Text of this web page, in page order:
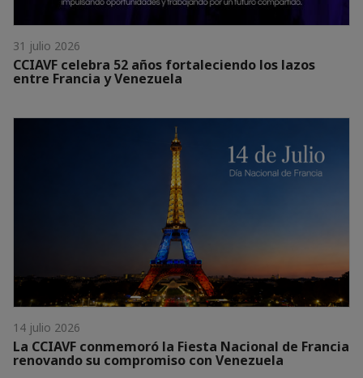
31 julio 2026
CCIAVF celebra 52 años fortaleciendo los lazos
entre Francia y Venezuela
14 julio 2026
La CCIAVF conmemoró la Fiesta Nacional de Francia
renovando su compromiso con Venezuela